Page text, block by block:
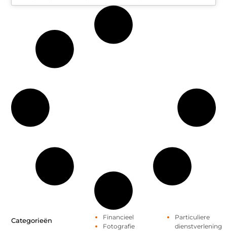
Categorieën
Financieel
Fotografie
Particuliere
dienstverlening